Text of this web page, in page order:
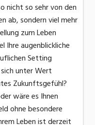
nicht so sehr von den
ab, sondern viel mehr
zum Leben
Ihre augenblickliche
Setting
sich unter Wert
Zukunftsgefühl?
wäre es Ihnen
ohne besondere
Leben ist derzeit